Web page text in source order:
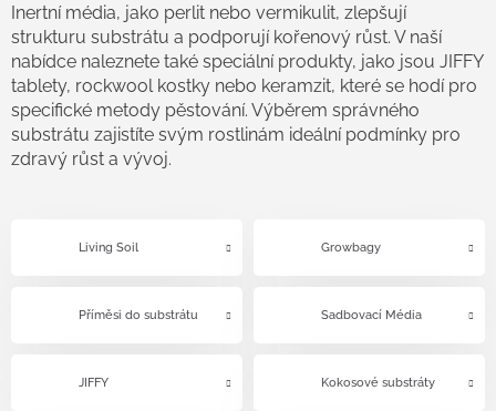
Inertní média, jako perlit nebo vermikulit, zlepšují
strukturu substrátu a podporují kořenový růst. V naší
nabídce naleznete také speciální produkty, jako jsou JIFFY
tablety, rockwool kostky nebo keramzit, které se hodí pro
specifické metody pěstování. Výběrem správného
substrátu zajistíte svým rostlinám ideální podmínky pro
zdravý růst a vývoj.
Living Soil Growbagy
Příměsi do substrátu Sadbovací Média
JIFFY Kokosové substráty